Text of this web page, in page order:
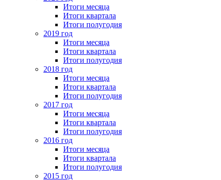
Итоги месяца
Итоги квартала
Итоги полугодия
2019 год
Итоги месяца
Итоги квартала
Итоги полугодия
2018 год
Итоги месяца
Итоги квартала
Итоги полугодия
2017 год
Итоги месяца
Итоги квартала
Итоги полугодия
2016 год
Итоги месяца
Итоги квартала
Итоги полугодия
2015 год